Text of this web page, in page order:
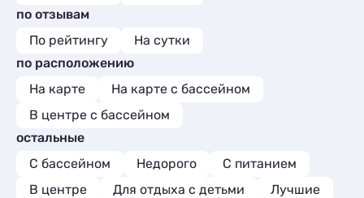
по отзывам
По рейтингу
На сутки
по расположению
На карте
На карте с бассейном
В центре с бассейном
остальные
С бассейном
Недорого
С питанием
В центре
Для отдыха с детьми Лучшие